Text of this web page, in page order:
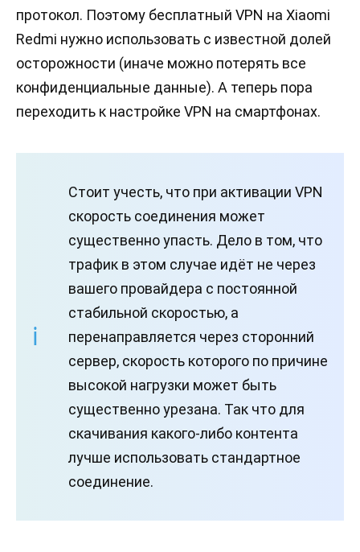
протокол. Поэтому бесплатный VPN на Xiaomi
Redmi нужно использовать с известной долей
осторожности (иначе можно потерять все
конфиденциальные данные). А теперь пора
переходить к настройке VPN на смартфонах.
Стоит учесть, что при активации VPN
скорость соединения может
существенно упасть. Дело в том, что
трафик в этом случае идёт не через
вашего провайдера с постоянной
стабильной скоростью, а
перенаправляется через сторонний
сервер, скорость которого по причине
высокой нагрузки может быть
существенно урезана. Так что для
скачивания какого-либо контента
лучше использовать стандартное
соединение.